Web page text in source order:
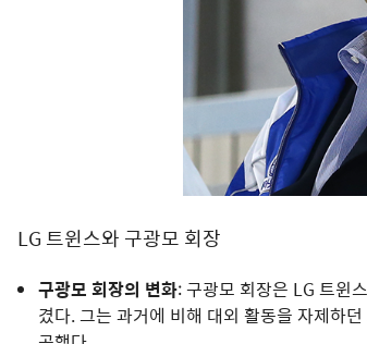
LG 트윈스와 구광모 회장
구광모 회장의 변화: 구광모 회장은 LG 트윈
겼다. 그는 과거에 비해 대외 활동을 자제하